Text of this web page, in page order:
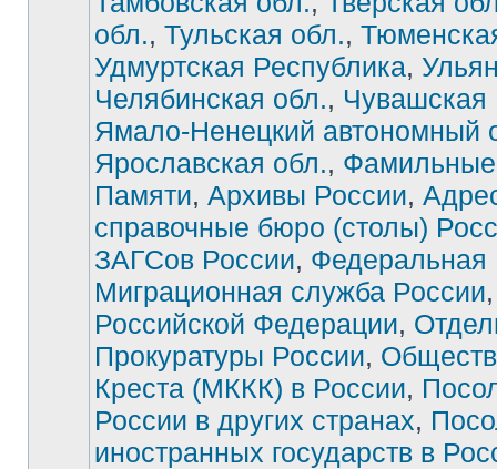
обл., Тульская обл.,
Удмуртская Республика,
Челябинская обл., Чувашская
Ямало-Ненецкий автономный
Ярославская обл., Фамильные
Памяти, Архивы России,
справочные бюро (столы)
ЗАГСов России, Федеральная
Миграционная служба России
Российской Федерации,
Прокуратуры России,
Креста (МККК) в России,
России в других странах,
иностранных государств в